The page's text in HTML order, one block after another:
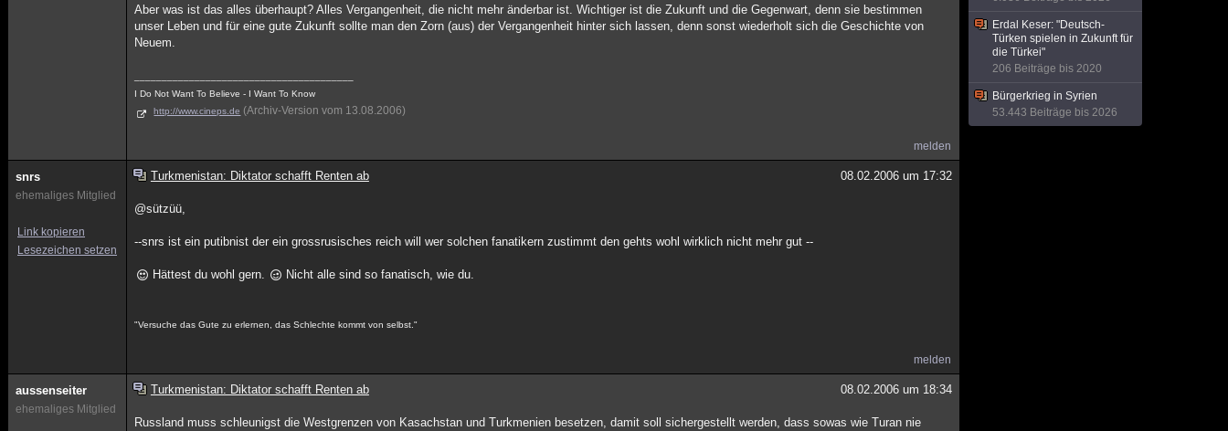
Aber was ist das alles überhaupt? Alles Vergangenheit, die nicht mehr änderbar ist. Wichtiger ist die Zukunft und die Gegenwart, denn sie bestimmen
unser Leben und für eine gute Zukunft sollte man den Zorn (aus) der Vergangenheit hinter sich lassen, denn sonst wiederholt sich die Geschichte von
Neuem.
I Do Not Want To Believe - I Want To Know
http://www.cineps.de (Archiv-Version vom 13.08.2006)
melden
snrs
ehemaliges Mitglied
Link kopieren
Lesezeichen setzen
Turkmenistan: Diktator schafft Renten ab 08.02.2006 um 17:32
@sützüü,
--snrs ist ein putibnist der ein grossrusisches reich will wer solchen fanatikern zustimmt den gehts wohl wirklich nicht mehr gut --
Hättest du wohl gern. Nicht alle sind so fanatisch, wie du.
"Versuche das Gute zu erlernen, das Schlechte kommt von selbst."
melden
aussenseiter
ehemaliges Mitglied
Turkmenistan: Diktator schafft Renten ab 08.02.2006 um 18:34
Russland muss schleunigst die Westgrenzen von Kasachstan und Turkmenien besetzen, damit soll sichergestellt werden, dass sowas wie Turan nie
Erdal Keser: "Deutsch-
Türken spielen in Zukunft für
die Türkei"
206 Beiträge bis 2020
Bürgerkrieg in Syrien
53.443 Beiträge bis 2026